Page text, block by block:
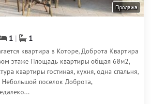
Продажа
1 1
квартира в Которе, Доброта Квартира
этаже Площадь квартиры общая 68м2,
квартиры гостиная, кухня, одна спальня,
Небольшой поселок Доброта,